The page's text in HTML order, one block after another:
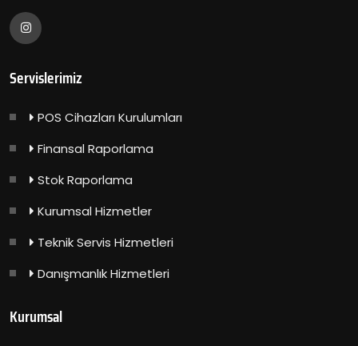
Servislerimiz
POS Cihazları Kurulumları
Finansal Raporlama
Stok Raporlama
Kurumsal Hizmetler
Teknik Servis Hizmetleri
Danışmanlık Hizmetleri
Kurumsal